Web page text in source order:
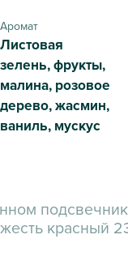
Аромат
Листовая
зелень, фрукты,
малина, розовое
дерево, жасмин,
ваниль, мускус
красный